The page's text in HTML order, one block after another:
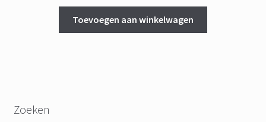
Toevoegen aan winkelwagen
Zoeken